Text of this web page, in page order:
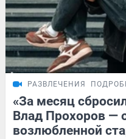
РАЗВЛЕЧЕНИЯ
«За месяц
Влад Прохоров —
возлюбленной